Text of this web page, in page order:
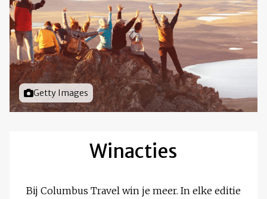
Foto door
Getty Images
Winacties
Bij Columbus Travel win je meer. In elke editie